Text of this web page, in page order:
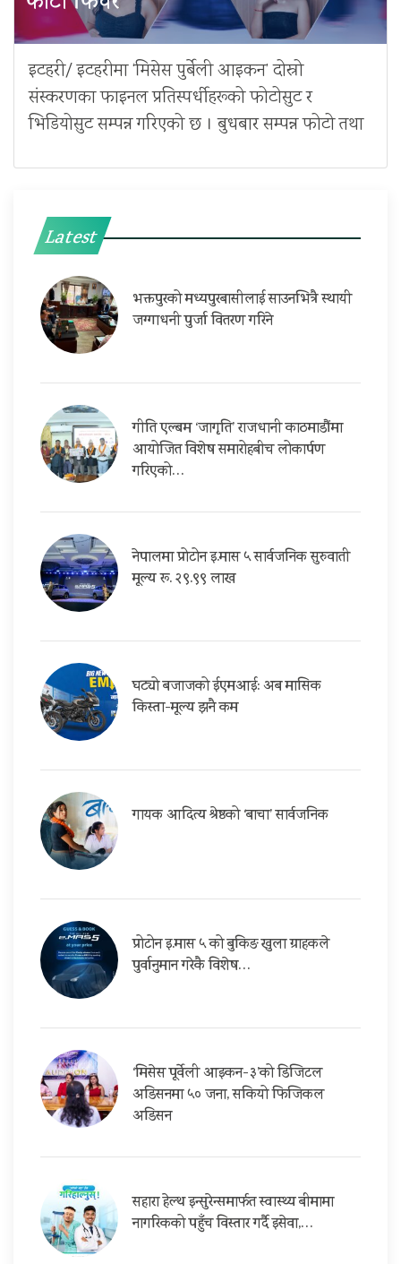
इटहरी/ इटहरीमा ‘मिसेस पुर्बेली आइकन’ दोस्रो
संस्करणका फाइनल प्रतिस्पर्धीहरूको फोटोसुट र
भिडियोसुट सम्पन्न गरिएको छ । बुधबार सम्पन्न फोटो तथा
Latest
भक्तपुरको मध्यपुरबासीलाई साउनभित्रै स्थायी
जग्गाधनी पुर्जा वितरण गरिने
गीति एल्बम ‘जागृति’ राजधानी काठमाडौंमा
आयोजित विशेष समारोहबीच लोकार्पण
गरिएको…
नेपालमा प्रोटोन इ.मास ५ सार्वजनिक सुरुवाती
मूल्य रू. २९.९९ लाख
घट्यो बजाजको ईएमआई: अब मासिक
किस्ता-मूल्य झनै कम
गायक आदित्य श्रेष्ठको ‘बाचा’ सार्वजनिक
प्रोटोन इ.मास ५ को बुकिङ खुला ग्राहकले
पुर्वानुमान गरेकै विशेष…
‘मिसेस पूर्वेली आइकन-३’को डिजिटल
अडिसनमा ५० जना, सकियो फिजिकल
अडिसन
सहारा हेल्थ इन्सुरेन्समार्फत स्वास्थ्य बीमामा
नागरिकको पहुँच विस्तार गर्दै इसेवा,…